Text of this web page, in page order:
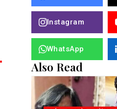
Instagram
WhatsApp
Also Read